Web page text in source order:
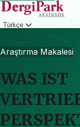
Türkçe
Araştırma Makalesi
WAS IST